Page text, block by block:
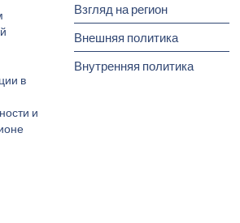
в
и
Взгляд на регион
Внешняя политика
Внутренняя политика